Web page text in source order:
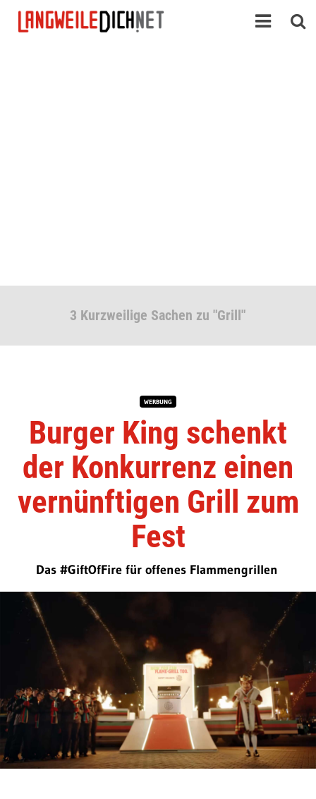
3 Kurzweilige Sachen zu "Grill"
WERBUNG
Burger King schenkt
der Konkurrenz einen
vernünftigen Grill zum
Fest
Das #GiftOfFire für offenes Flammengrillen